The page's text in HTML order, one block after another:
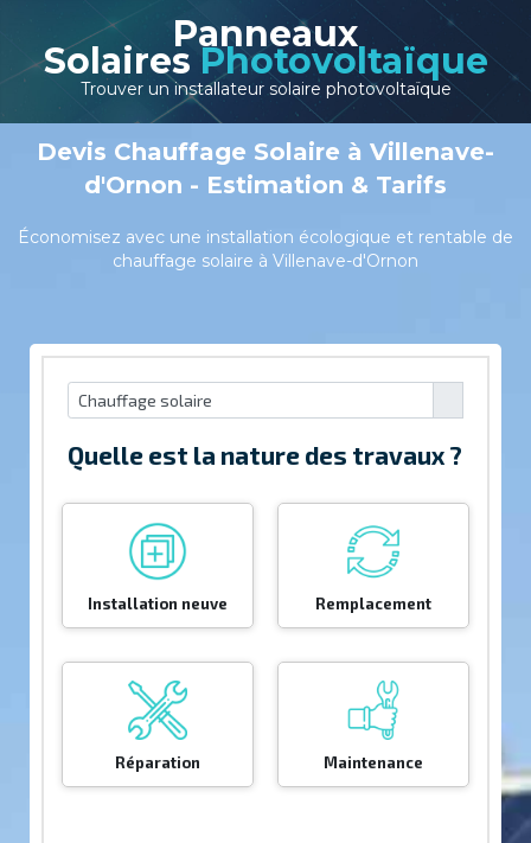
Panneaux
Solaires Photovoltaïque
Trouver un installateur solaire photovoltaïque
Devis Chauffage Solaire à Villenave-
d'Ornon - Estimation & Tarifs
Économisez avec une installation écologique et rentable de
chauffage solaire à Villenave-d'Ornon